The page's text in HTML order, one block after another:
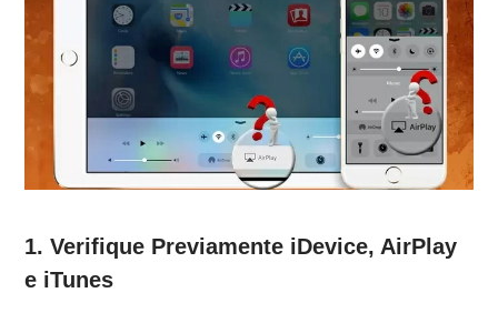
1. Verifique Previamente iDevice, AirPlay
e iTunes